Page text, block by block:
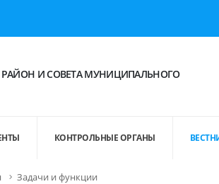
И СОВЕТА МУНИЦИПАЛЬНОГО
КОНТРОЛЬНЫЕ ОРГАНЫ
Задачи и функции